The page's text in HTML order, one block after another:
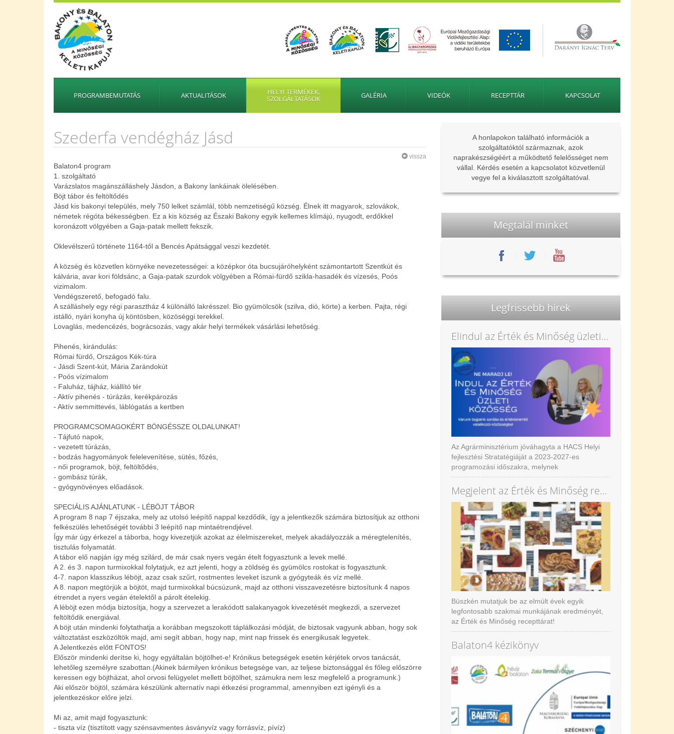
PROGRAMBEMUTATÁS AKTUALITÁSOK HELYI TERMÉKEK,
SZOLGÁLTATÁSOK GALÉRIA VIDEÓK RECEPTTÁR KAPCSOLAT
Szederfa vendégház Jásd
vissza
Balaton4 program
1. szolgáltató
Varázslatos magánszálláshely Jásdon, a Bakony lankáinak ölelésében.
Böjt tábor és feltöltődés
Jásd kis bakonyi település, mely 750 lelket számlál, több nemzetiségű község. Élnek itt magyarok, szlovákok,
németek régóta békességben. Ez a kis község az Északi Bakony egyik kellemes klímájú, nyugodt, erdőkkel
koronázott völgyében a Gaja-patak mellett fekszik.
Oklevélszerű története 1164-től a Bencés Apátsággal veszi kezdetét.
A község és közvetlen környéke nevezetességei: a középkor óta bucsujáróhelyként számontartott Szentkút és
kálvária, avar kori földsánc, a Gaja-patak szurdok völgyében a Római-fürdő szikla-hasadék és vízesés, Poós
vizimalom.
Vendégszerető, befogadó falu.
A szálláshely egy régi parasztház 4 különálló lakrésszel. Bio gyümölcsök (szilva, dió, körte) a kerben. Pajta, régi
istálló, nyári konyha új köntösben, közöséggi terekkel.
Lovaglás, medencézés, bográcsozás, vagy akár helyi termékek vásárlási lehetőség.
Pihenés, kirándulás:
Római fürdő, Országos Kék-túra
- Jásdi Szent-kút, Mária Zarándokút
- Poós vízimalom
- Faluház, tájház, kiállító tér
- Aktív pihenés - túrázás, kerékpározás
- Aktív semmittevés, láblógatás a kertben
PROGRAMCSOMAGOKÉRT BÖNGÉSSZE OLDALUNKAT!
- Tájfutó napok,
- vezetett túrázás,
- bodzás hagyományok felelevenítése, sütés, főzés,
- női programok, böjt, feltöltődés,
- gombász túrák,
- gyógynövényes előadások.
SPECIÁLIS AJÁNLATUNK - LÉBÖJT TÁBOR
A program 8 nap 7 éjszaka, mely az utolsó leépítő nappal kezdődik, így a jelentkezők számára biztosítjuk az otthoni
felkészülés lehetőségét további 3 leépítő nap mintaétrendjével.
Így már úgy érkezel a táborba, hogy kivezetjük azokat az élelmiszereket, melyek akadályozzák a méregtelenítés,
tisztulás folyamatát.
A tábor elő napján így még szilárd, de már csak nyers vegán ételt fogyasztunk a levek mellé.
A 2. és 3. napon turmixokkal folytatjuk, ez azt jelenti, hogy a zöldség és gyümölcs rostokat is fogyasztunk.
4-7. napon klasszikus léböjt, azaz csak szűrt, rostmentes leveket iszunk a gyógyteák és víz mellé.
A 8. napon megtörjük a böjtöt, majd turmixokkal búcsúzunk, majd az otthoni visszavezetésre biztosítunk 4 napos
étrendet a nyers vegán ételektől a párolt ételekig.
A léböjt ezen módja biztosítja, hogy a szervezet a lerakódott salakanyagok kivezetését megkezdi, a szervezet
feltöltődik energiával.
A böjt után mindenki folytathatja a korábban megszokott táplálkozási módját, de biztosak vagyunk abban, hogy sok
változtatást eszközöltök majd, ami segít abban, hogy nap, mint nap frissek és energikusak legyetek.
A Jelentkezés előtt FONTOS!
Először mindenki derítse ki, hogy egyáltalán böjtölhet-e! Krónikus betegségek esetén kérjétek orvos tanácsát,
lehetőleg személyre szabottan.(Akinek bármilyen krónikus betegsége van, az teljese biztonsággal és főleg előszörre
keressen egy böjtházat, ahol orvosi felügyelet mellett böjtölhet, számukra nem lesz megfelelő a programunk.)
Aki először böjtöl, számára készülünk alternatív napi étkezési programmal, amennyiben ezt igényli és a
jelentkezéskor előre jelzi.
Mi az, amit majd fogyasztunk:
- tiszta víz (tisztított vagy szénsavmentes ásványvíz vagy forrásvíz, pívíz)
A honlapokon található információk a
szolgáltatóktól származnak, azok
naprakészségéért a működtető felelősséget nem
vállal. Kérdés esetén a kapcsolatot közvetlenül
vegye fel a kiválasztott szolgáltatóval.
Megtalál minket
Legfrissebb hírek
Elindul az Érték és Minőség üzleti közösség
Az Agrárminisztérium jóváhagyta a HACS Helyi
fejlesztési Stratatégiáját a 2023-2027-es
programozási időszakra, melynek
vállalkozásfejlesztési tevékenységéhez elindul az
Értékés Minőség közösségi marketing program új
eleme az Üzleti közösség.
Megjelent az Érték és Minőség recepttár
Büszkén mutatjuk be az elmúlt évek egyik
legfontosabb szakmai munkájának eredményét,
az Érték és Minőség recepttárat!
Ajánljuk nagy szeretettel!
Balaton4 kézikönyv